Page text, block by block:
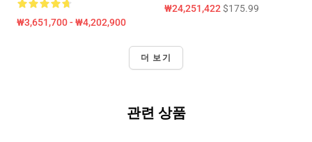
₩3,651,700 - ₩4,202,900
₩24,251,422$175.99
더 보기
관련 상품